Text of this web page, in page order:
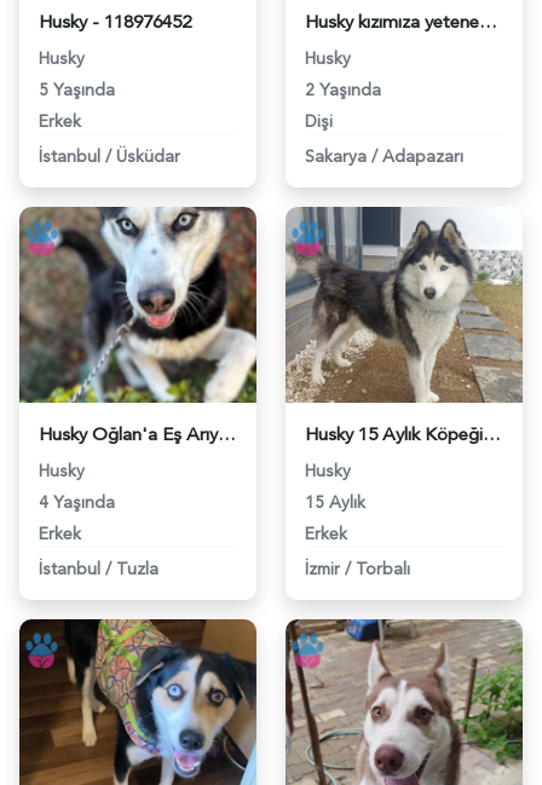
Husky - 118976452
Husky
5 Yaşında
Erkek
İstanbul / Üsküdar
Husky kızımıza yetenekli erkek aranıyor 😻 - 118976406
Husky
2 Yaşında
Dişi
Sakarya / Adapazarı
Husky Oğlan'a Eş Arıyoruz - 118974070
Husky
4 Yaşında
Erkek
İstanbul / Tuzla
Husky 15 Aylık Köpeğim Eş Arıyor - 118972768
Husky
15 Aylık
Erkek
İzmir / Torbalı